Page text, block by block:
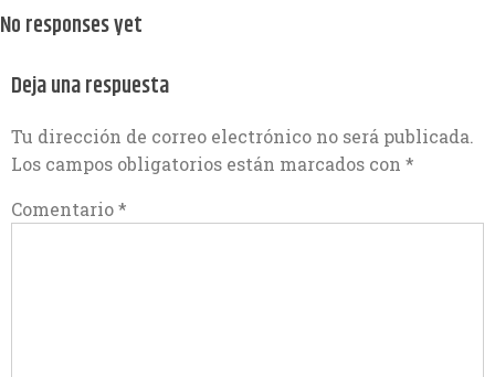
No responses yet
Deja una respuesta
Tu dirección de correo electrónico no será publicada.
Los campos obligatorios están marcados con *
Comentario*